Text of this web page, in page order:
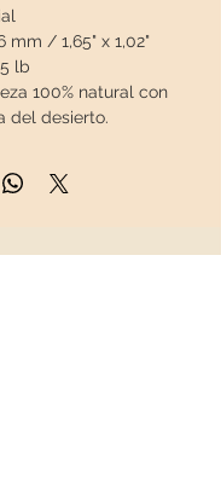
mm / 1,65" x 1,02"
lb
100% natural con
del desierto.
para que llegue